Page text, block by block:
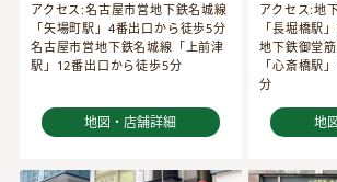
アクセス:名古屋市営地下鉄名城線
「矢場町駅」4番出口から徒歩5分
名古屋市営地下鉄名城線「上前津
駅」12番出口から徒歩5分
地図・店舗詳細
アクセス:地
「長堀橋駅
地下鉄御堂
「心斎橋駅
分
地